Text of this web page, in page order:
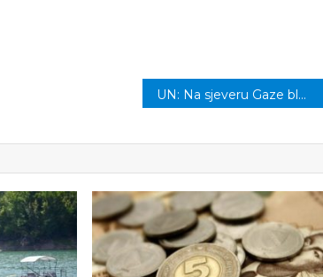
UN: Na sjeveru Gaze blokirano 400.000 Palestinaca